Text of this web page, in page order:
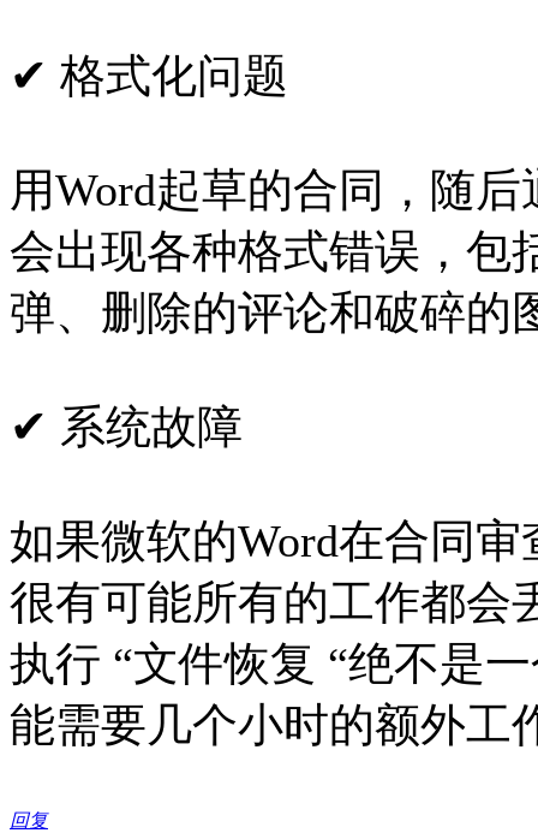
✔ 格式化问题
用Word起草的合同，随
会出现各种格式错误，包
弹、删除的评论和破碎的
✔ 系统故障
如果微软的Word在合同
很有可能所有的工作都会
执行 “文件恢复 “绝不是
能需要几个小时的额外工
回复